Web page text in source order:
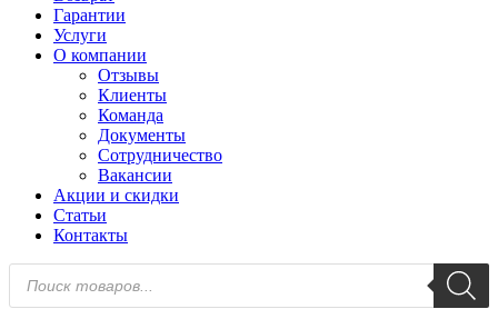
Гарантии
Услуги
О компании
Отзывы
Клиенты
Команда
Документы
Сотрудничество
Вакансии
Акции и скидки
Статьи
Контакты
Поиск
товаров